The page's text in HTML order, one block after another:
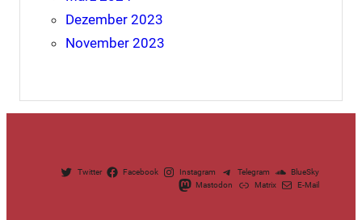
Dezember 2023
November 2023
Twitter Facebook Instagram Telegram
BlueSky
Mastodon
Matrix E-Mail